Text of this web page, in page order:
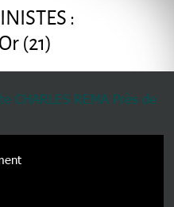
:
(21)
CHARLES REMA Près de